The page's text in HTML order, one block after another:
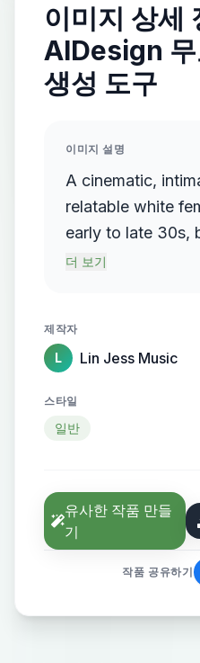
이미지 상세
AIDesign 무
생성 도구
이미지 설명
A cinematic,
relatable white
early to late 30s,
framing her face.
with a
expression. Rain
authenticity.
moody tones,
evocative of a
No jewelry or
더 보기
제작자
L Lin Jess Music
스타일
일반
유사한 작품 만들
기
작품 공유하기